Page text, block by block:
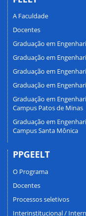
A Faculdade
Docentes
Graduação em
Graduação em
Graduação em
Graduação em
Graduação em
Campus Patos de Minas
Graduação em
Campus Santa Mônica
PPGEELT
O Programa
Docentes
Processos seletivos
Interinstitucional /